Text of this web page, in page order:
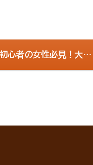
心者の女性必見！大泉